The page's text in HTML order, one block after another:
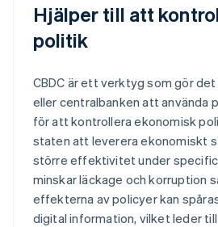
Hjälper till att
politik
CBDC är ett verktyg som gör
eller centralbanken att använda
för att kontrollera ekonomisk
staten att leverera ekonomiskt
större effektivitet under
minskar läckage och korruption
effekterna av policyer kan
digital information, vilket leder